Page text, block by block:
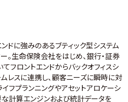
ドに強みのあるブティック型システム
。生命保険会社をはじめ、銀行・証券
フロントエンドからバックオフィスシ
レスに連携し、顧客ニーズに瞬時に対
イフプランニングやアセットアロケーシ
な計算エンジンおよび統計データを